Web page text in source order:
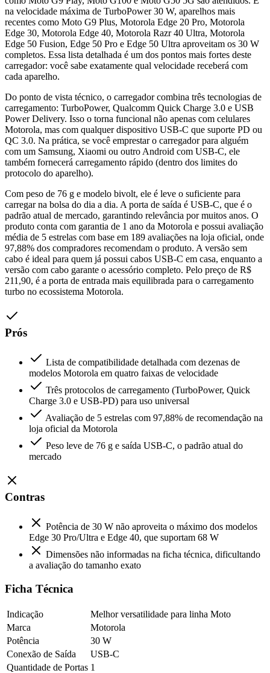
na velocidade máxima de TurboPower 30 W, aparelhos mais
recentes como Moto G9 Plus, Motorola Edge 20 Pro, Motorola
Edge 30, Motorola Edge 40, Motorola Razr 40 Ultra, Motorola
Edge 50 Fusion, Edge 50 Pro e Edge 50 Ultra aproveitam os 30 W
completos. Essa lista detalhada é um dos pontos mais fortes deste
carregador: você sabe exatamente qual velocidade receberá com
cada aparelho.
Do ponto de vista técnico, o carregador combina três tecnologias de
carregamento: TurboPower, Qualcomm Quick Charge 3.0 e USB
Power Delivery. Isso o torna funcional não apenas com celulares
Motorola, mas com qualquer dispositivo USB-C que suporte PD ou
QC 3.0. Na prática, se você emprestar o carregador para alguém
com um Samsung, Xiaomi ou outro Android com USB-C, ele
também fornecerá carregamento rápido (dentro dos limites do
protocolo do aparelho).
Com peso de 76 g e modelo bivolt, ele é leve o suficiente para
carregar na bolsa do dia a dia. A porta de saída é USB-C, que é o
padrão atual de mercado, garantindo relevância por muitos anos. O
produto conta com garantia de 1 ano da Motorola e possui avaliação
média de 5 estrelas com base em 189 avaliações na loja oficial, onde
97,88% dos compradores recomendam o produto. A versão sem
cabo é ideal para quem já possui cabos USB-C em casa, enquanto a
versão com cabo garante o acessório completo. Pelo preço de R$
211,90, é a porta de entrada mais equilibrada para o carregamento
turbo no ecossistema Motorola.
Prós
Lista de compatibilidade detalhada com dezenas de
modelos Motorola em quatro faixas de velocidade
Três protocolos de carregamento (TurboPower, Quick
Charge 3.0 e USB-PD) para uso universal
Avaliação de 5 estrelas com 97,88% de recomendação na
loja oficial da Motorola
Peso leve de 76 g e saída USB-C, o padrão atual do
mercado
Contras
Potência de 30 W não aproveita o máximo dos modelos
Edge 30 Pro/Ultra e Edge 40, que suportam 68 W
Dimensões não informadas na ficha técnica, dificultando
a avaliação do tamanho exato
Ficha Técnica
Indicação
Melhor versatilidade para linha Moto
Marca
Motorola
Potência
30 W
Conexão de Saída
USB-C
Quantidade de Portas 1